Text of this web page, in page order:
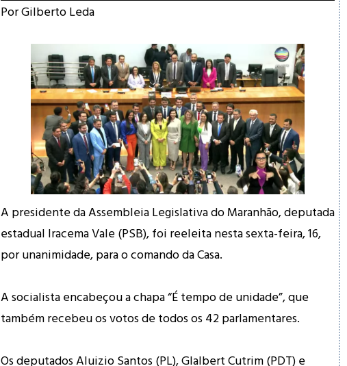
Por Gilberto Leda
A presidente da Assembleia Legislativa do Maranhão, deputada
estadual Iracema Vale (PSB), foi reeleita nesta sexta-feira, 16,
por unanimidade, para o comando da Casa.
A socialista encabeçou a chapa “É tempo de unidade”, que
também recebeu os votos de todos os 42 parlamentares.
Os deputados Aluizio Santos (PL), Glalbert Cutrim (PDT) e